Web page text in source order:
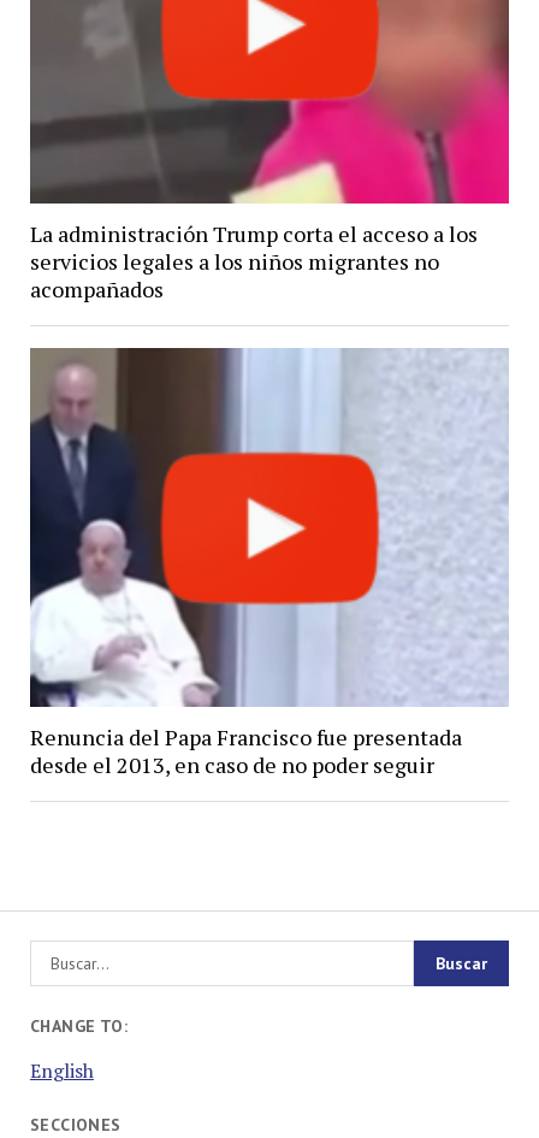
La administración Trump corta el acceso a los
servicios legales a los niños migrantes no
acompañados
Renuncia del Papa Francisco fue presentada
desde el 2013, en caso de no poder seguir
CHANGE TO:
English
SECCIONES